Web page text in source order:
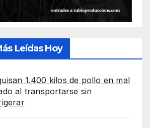
Leídas Hoy
1.400 kilos de pollo en mal
al transportarse sin